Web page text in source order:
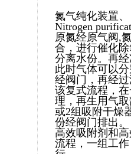
氮气纯化装置、
Nitrogen
原氮经原气阀,
合，进行催化
分离水份。再
此时气体可以
经阀门，再经过
该复式流程，
理，再生用气
或2组吸附干燥
份经阀门排出。
高效吸附剂和
流程，一组工